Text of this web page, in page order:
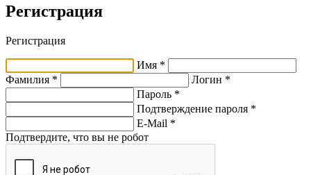
Регистрация
Регистрация
Имя *
Фамилия *
Логин *
Пароль *
Подтверждение пароля *
E-Mail *
Подтвердите, что вы не робот